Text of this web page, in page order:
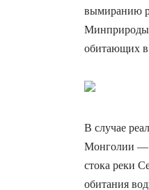
вымиранию
Минприроды
обитающих в
В случае
Монголии —
стока реки
обитания